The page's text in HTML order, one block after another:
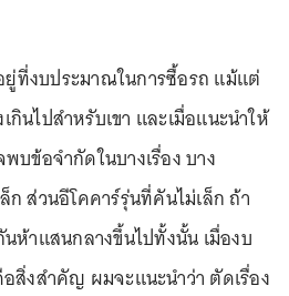
ที่งบประมาณในการซื้อรถ แม้แต่
นไปสำหรับเขา และเมื่อแนะนำให้
บข้อจำกัดในบางเรื่อง บาง
ส่วนอีโคคาร์รุ่นที่คันไม่เล็ก ถ้า
ห้าแสนกลางขึ้นไปทั้งนั้น เมื่องบ
สิ่งสำคัญ ผมจะแนะนำว่า ตัดเรื่อง